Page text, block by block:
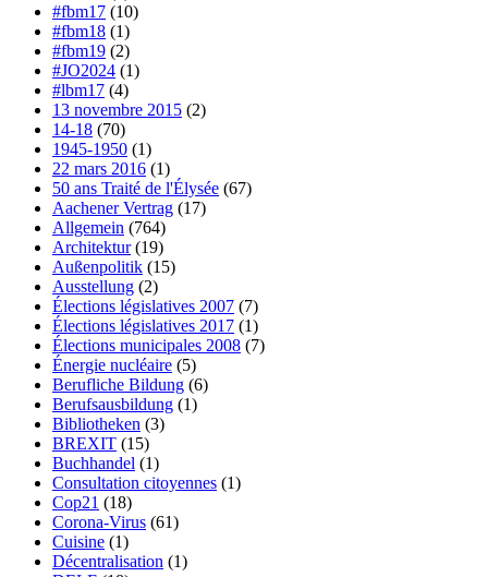
#fbm17 (10)
#fbm18 (1)
#fbm19 (2)
#JO2024 (1)
#lbm17 (4)
13 novembre 2015 (2)
14-18 (70)
1945-1950 (1)
22 mars 2016 (1)
50 ans Traité de l'Élysée (67)
Aachener Vertrag (17)
Allgemein (764)
Architektur(19)
Außenpolitik (15)
Ausstellung (2)
Élections législatives 2007 (7)
Élections législatives 2017 (1)
Élections municipales 2008 (7)
Énergie nucléaire (5)
Berufliche Bildung (6)
Berufsausbildung (1)
Bibliotheken (3)
BREXIT (15)
Buchhandel (1)
Consultation citoyennes (1)
Cop21 (18)
Corona-Virus (61)
Cuisine (1)
Décentralisation (1)